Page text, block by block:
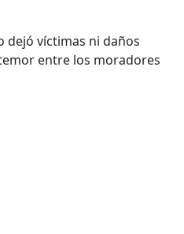
dejó víctimas ni daños
entre los moradores